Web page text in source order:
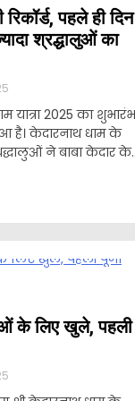
पहले ही दिन
श्रद्धालुओं का
यात्रा 2025 का शुभारंभ
है। केदारनाथ धाम के
ने बाबा केदार
के लिए खुले, पहली